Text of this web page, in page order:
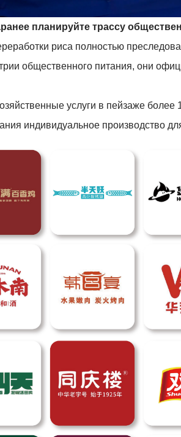
планируйте трассу
риса полностью
общественного питания, они
услуги в пейзаже
индивидуальное производство